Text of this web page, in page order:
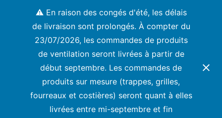
⚠️ En raison des congés d'été, les délais
de livraison sont prolongés. À compter du
23/07/2026, les commandes de produits
de ventilation seront livrées à partir de
début septembre. Les commandes de
produits sur mesure (trappes, grilles,
fourreaux et costières) seront quant à elles
livrées entre mi-septembre et fin